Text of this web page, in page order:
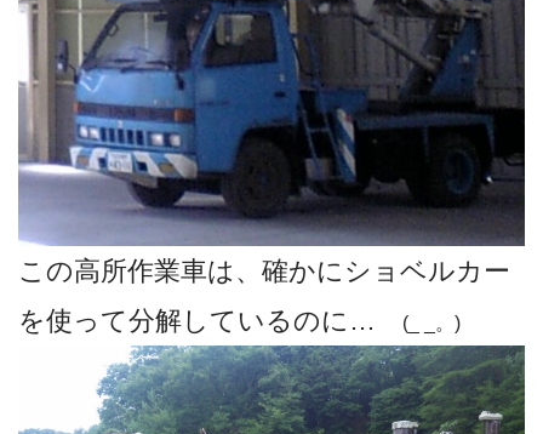
この高所作業車は、確かにショベルカー
を使って分解しているのに…
(_ _。)